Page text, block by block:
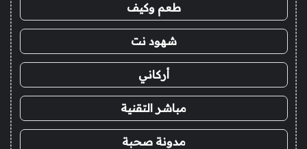
طعم وكيف
شهود نت
أركاني
مباشر التقنية
مدونة صحبة